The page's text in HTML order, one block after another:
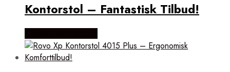
Kontorstol – Fantastisk Tilbud!